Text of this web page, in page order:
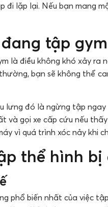
đi lặp lại. Nếu bạn mang
tập
là điều không khó xảy
bạn sẽ không thể
lưng đó là ngừng tập
và gọi xe cấp cứu nếu
vì quá trình xóc nảy khi
thể hình
phổ biến nhất của việc